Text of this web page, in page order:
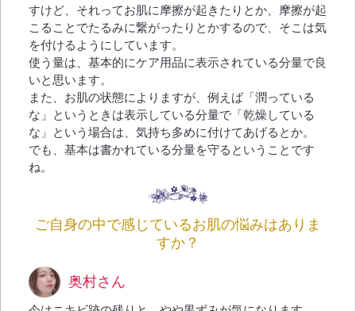
すけど、それってお肌に摩擦が起きたりとか、摩擦が起
こることでたるみに繋がったりとかするので、そこは気
を付けるようにしています。
使う量は、基本的にケア用品に表示されている分量で良
いと思います。
また、お肌の状態によりますが、例えば「潤っている
な」というときは表示している分量で「乾燥している
な」という場合は、気持ち多めに付けてあげるとか。
でも、基本は書かれている分量を守るということです
ね。
ご自身の中で感じているお肌の悩みはありま
すか？
奥村さん